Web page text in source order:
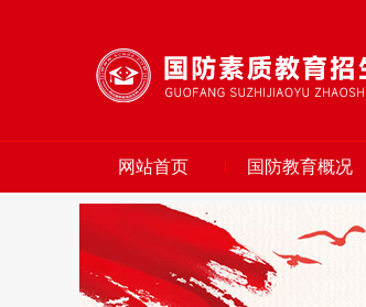
网站首页 国防教育概况